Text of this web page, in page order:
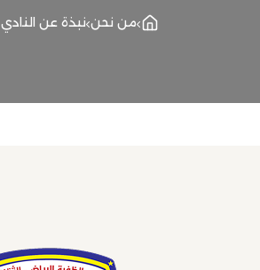
من نحن نبذة عن النادي